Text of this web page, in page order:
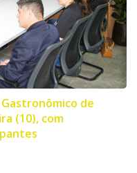
de
(10), com